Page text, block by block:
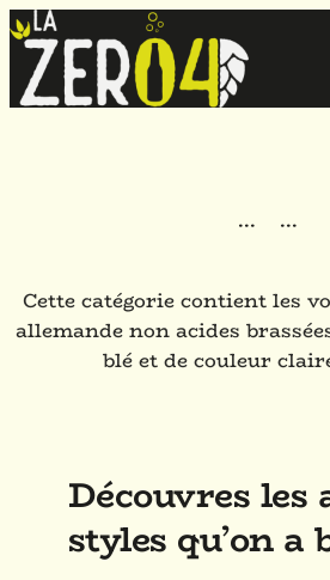
··· ···
Cette catégorie contient les
allemande non acides
blé et de couleur
Découvres les
styles qu’on a